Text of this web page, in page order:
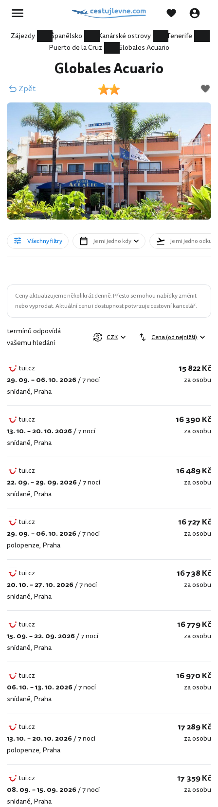
Zájezdy Španělsko Kanárské ostrovy
Tenerife
Puerto de la Cruz
Globales Acuario
Globales Acuario
Zpět
Všechny filtry Je mi jedno kdy Je mi jedno odkud
Ceny aktualizujeme několikrát denně. Přesto se mohou nabídky změnit
nebo vyprodat. Aktuální cenu i dostupnost potvrzuje cestovní kancelář.
termínů odpovídá
vašemu hledání
CZK Cena (od nejnižší)
tui.cz
tui.cz
29. 09. – 06. 10. 2026/7 nocí
snídaně, Praha
15 822 Kč
za osobu
tui.cz
tui.cz
13. 10. – 20. 10. 2026/7 nocí
snídaně, Praha
16 390 Kč
za osobu
tui.cz
tui.cz
22. 09. – 29. 09. 2026/7 nocí
snídaně, Praha
16 489 Kč
za osobu
tui.cz
tui.cz
29. 09. – 06. 10. 2026/7 nocí
polopenze, Praha
16 727 Kč
za osobu
tui.cz
tui.cz
20. 10. – 27. 10. 2026/7 nocí
snídaně, Praha
16 738 Kč
za osobu
tui.cz
tui.cz
15. 09. – 22. 09. 2026/7 nocí
snídaně, Praha
16 779 Kč
za osobu
tui.cz
tui.cz
06. 10. – 13. 10. 2026/7 nocí
snídaně, Praha
16 970 Kč
za osobu
tui.cz
tui.cz
13. 10. – 20. 10. 2026/7 nocí
polopenze, Praha
17 289 Kč
za osobu
tui.cz
tui.cz
08. 09. – 15. 09. 2026/7 nocí
snídaně, Praha
17 359 Kč
za osobu